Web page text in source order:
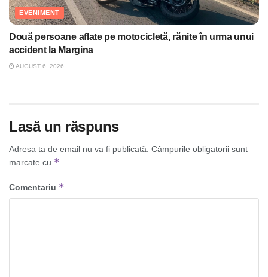
EVENIMENT
Două persoane aflate pe motocicletă, rănite în urma unui
accident la Margina
AUGUST 6, 2026
Lasă un răspuns
Adresa ta de email nu va fi publicată. Câmpurile obligatorii sunt
marcate cu *
Comentariu *